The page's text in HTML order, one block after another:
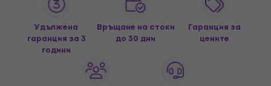
Удължена
гаранция за 3
години
Връщане на стоки
до 30 дни
Гаранция за
цените